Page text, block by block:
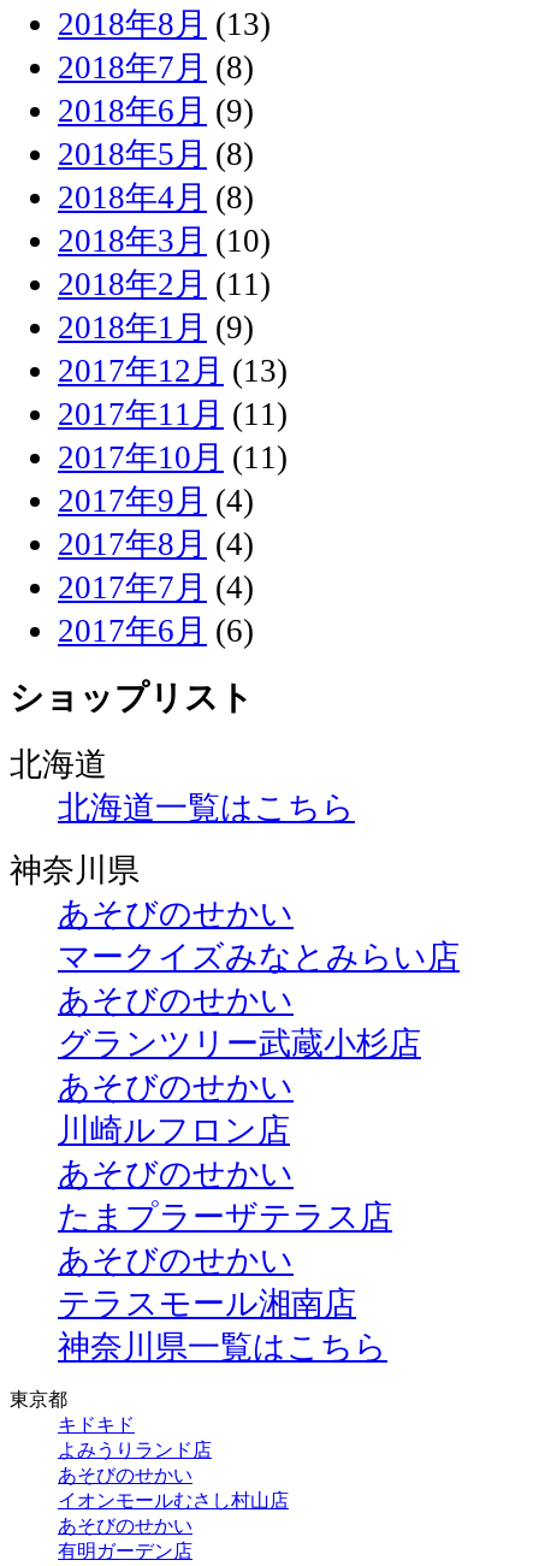
2018年8月 (13)
2018年7月 (8)
2018年6月 (9)
2018年5月 (8)
2018年4月 (8)
2018年3月 (10)
2018年2月 (11)
2018年1月 (9)
2017年12月 (13)
2017年11月 (11)
2017年10月 (11)
2017年9月 (4)
2017年8月 (4)
2017年7月 (4)
2017年6月 (6)
ショップリスト
北海道
北海道一覧はこちら
神奈川県
あそびのせかい
マークイズみなとみらい店
あそびのせかい
グランツリー武蔵小杉店
あそびのせかい
川崎ルフロン店
あそびのせかい
たまプラーザテラス店
あそびのせかい
テラスモール湘南店
神奈川県一覧はこちら
東京都
キドキド
よみうりランド店
あそびのせかい
イオンモールむさし村山店
あそびのせかい
有明ガーデン店